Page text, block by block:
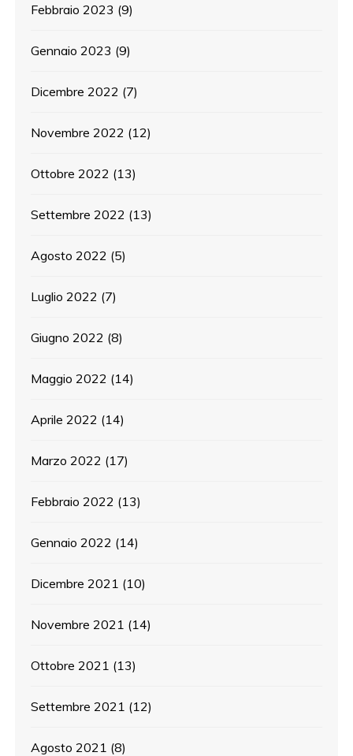
Febbraio 2023 (9)
Gennaio 2023 (9)
Dicembre 2022 (7)
Novembre 2022 (12)
Ottobre 2022 (13)
Settembre 2022 (13)
Agosto 2022 (5)
Luglio 2022 (7)
Giugno 2022 (8)
Maggio 2022 (14)
Aprile 2022 (14)
Marzo 2022 (17)
Febbraio 2022 (13)
Gennaio 2022 (14)
Dicembre 2021 (10)
Novembre 2021 (14)
Ottobre 2021 (13)
Settembre 2021 (12)
Agosto 2021 (8)